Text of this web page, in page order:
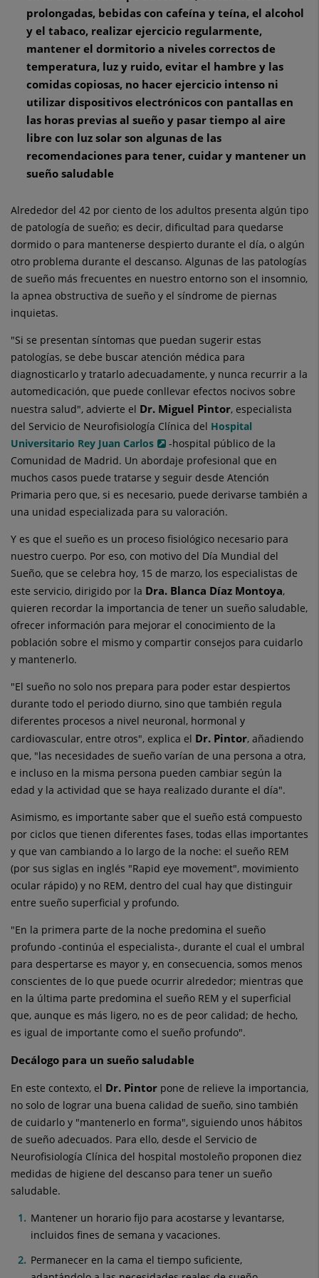
prolongadas, bebidas con cafeína y teína, el alcohol
y el tabaco, realizar ejercicio regularmente,
mantener el dormitorio a niveles correctos de
temperatura, luz y ruido, evitar el hambre y las
comidas copiosas, no hacer ejercicio intenso ni
utilizar dispositivos electrónicos con pantallas en
las horas previas al sueño y pasar tiempo al aire
libre con luz solar son algunas de las
recomendaciones para tener, cuidar y mantener un
sueño saludable
Alrededor del 42 por ciento de los adultos presenta algún tipo
de patología de sueño; es decir, dificultad para quedarse
dormido o para mantenerse despierto durante el día, o algún
otro problema durante el descanso. Algunas de las patologías
de sueño más frecuentes en nuestro entorno son el insomnio,
la apnea obstructiva de sueño y el síndrome de piernas
inquietas.
"Si se presentan síntomas que puedan sugerir estas
patologías, se debe buscar atención médica para
diagnosticarlo y tratarlo adecuadamente, y nunca recurrir a la
automedicación, que puede conllevar efectos nocivos sobre
nuestra salud", advierte el Dr. Miguel Pintor, especialista
del Servicio de Neurofisiología Clínica del Hospital
Universitario Rey Juan Carlos
-hospital público de la
Comunidad de Madrid. Un abordaje profesional que en
muchos casos puede tratarse y seguir desde Atención
Primaria pero que, si es necesario, puede derivarse también a
una unidad especializada para su valoración.
Y es que el sueño es un proceso fisiológico necesario para
nuestro cuerpo. Por eso, con motivo del Día Mundial del
Sueño, que se celebra hoy, 15 de marzo, los especialistas de
este servicio, dirigido por la Dra. Blanca Díaz Montoya,
quieren recordar la importancia de tener un sueño saludable,
ofrecer información para mejorar el conocimiento de la
población sobre el mismo y compartir consejos para cuidarlo
y mantenerlo.
"El sueño no solo nos prepara para poder estar despiertos
durante todo el periodo diurno, sino que también regula
diferentes procesos a nivel neuronal, hormonal y
cardiovascular, entre otros", explica el Dr. Pintor, añadiendo
que, "las necesidades de sueño varían de una persona a otra,
e incluso en la misma persona pueden cambiar según la
edad y la actividad que se haya realizado durante el día".
Asimismo, es importante saber que el sueño está compuesto
por ciclos que tienen diferentes fases, todas ellas importantes
y que van cambiando a lo largo de la noche: el sueño REM
(por sus siglas en inglés "Rapid eye movement", movimiento
ocular rápido) y no REM, dentro del cual hay que distinguir
entre sueño superficial y profundo.
"En la primera parte de la noche predomina el sueño
profundo -continúa el especialista-, durante el cual el umbral
para despertarse es mayor y, en consecuencia, somos menos
conscientes de lo que puede ocurrir alrededor; mientras que
en la última parte predomina el sueño REM y el superficial
que, aunque es más ligero, no es de peor calidad; de hecho,
es igual de importante como el sueño profundo".
Decálogo para un sueño saludable
En este contexto, el Dr. Pintor pone de relieve la importancia,
no solo de lograr una buena calidad de sueño, sino también
de cuidarlo y "mantenerlo en forma", siguiendo unos hábitos
de sueño adecuados. Para ello, desde el Servicio de
Neurofisiología Clínica del hospital mostoleño proponen diez
medidas de higiene del descanso para tener un sueño
saludable.
Mantener un horario fijo para acostarse y levantarse,
incluidos fines de semana y vacaciones.
Permanecer en la cama el tiempo suficiente,